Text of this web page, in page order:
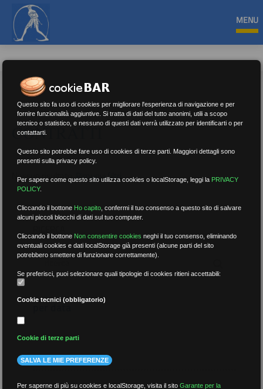
MENU
CONTRATTI
Nessun risultato.Rimuovi filtri
per data
più recenti
Questo sito fa uso di cookies per migliorare l'esperienza di navigazione e per
fornire funzionalità aggiuntive. Si tratta di dati del tutto anonimi, utili a scopo
tecnico o statistico, e nessuno di questi dati verrà utilizzato per identificarti o per
contattarti.
Questo sito potrebbe fare uso di cookies di terze parti. Maggiori dettagli sono
presenti sulla privacy policy.
Per sapere come questo sito utilizza cookies o localStorage, leggi la PRIVACY
POLICY.
Cliccando il bottone Ho capito ,confermi il tuo consenso a questo sito di salvare
alcuni piccoli blocchi di dati sul tuo computer.
Cliccando il bottone Non consentire cookies neghi il tuo consenso, eliminando
eventuali cookies e dati localStorage già presenti (alcune parti del sito
potrebbero smettere di funzionare correttamente).
Se preferisci, puoi selezionare quali tipologie di cookies ritieni accettabili:
Cookie tecnici (obbligatorio)
Cookie di terze parti
SALVA LE MIE PREFERENZE
Per saperne di più su cookies e localStorage, visita il sitoGarante per la